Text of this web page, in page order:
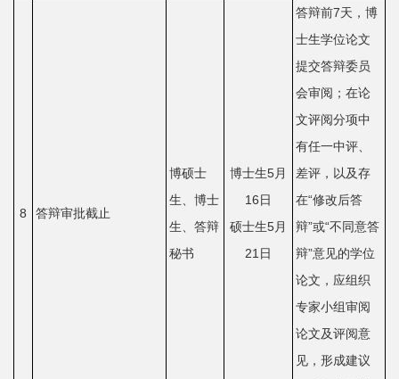
8 答辩审批截止
博硕士
生、博士
生、答辩
秘书
博士生5月
16日
硕士生5月
21日
答辩前7天，博
士生学位论文
提交答辩委员
会审阅；在论
文评阅分项中
有任一中评、
差评，以及存
在“修改后答
辩”或“不同意答
辩”意见的学位
论文，应组织
专家小组审阅
论文及评阅意
见，形成建议